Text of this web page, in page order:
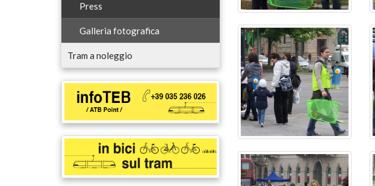
Press
Galleria fotografica
Tram a noleggio